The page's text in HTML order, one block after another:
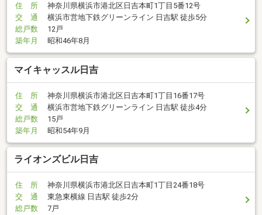
住 所
神奈川県横浜市港北区日吉本町1丁目5番12号
交 通
横浜市営地下鉄グリーンライン 日吉駅 徒歩5分
総戸数
12戸
築年月
昭和46年8月
マイキャッスル日吉
住 所
神奈川県横浜市港北区日吉本町1丁目16番17号
交 通
横浜市営地下鉄グリーンライン 日吉駅 徒歩4分
総戸数
15戸
築年月
昭和54年9月
ライオンズビル日吉
住 所
神奈川県横浜市港北区日吉本町1丁目24番18号
交 通
東急東横線 日吉駅 徒歩2分
総戸数
7戸